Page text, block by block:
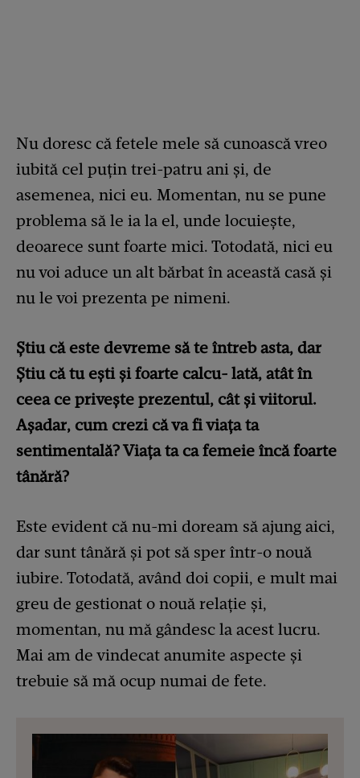
Nu doresc că fetele mele să cunoască vreo
iubită cel puțin trei-patru ani și, de
asemenea, nici eu. Momentan, nu se pune
problema să le ia la el, unde locuiește,
deoarece sunt foarte mici. Totodată, nici eu
nu voi aduce un alt bărbat în această casă și
nu le voi prezenta pe nimeni.
Știu că este devreme să te întreb asta, dar
Știu că tu ești și foarte calcu- lată, atât în
ceea ce privește prezentul, cât și viitorul.
Așadar, cum crezi că va fi viața ta
sentimentală? Viața ta ca femeie încă foarte
tânără?
Este evident că nu-mi doream să ajung aici,
dar sunt tânără și pot să sper într-o nouă
iubire. Totodată, având doi copii, e mult mai
greu de gestionat o nouă relație și,
momentan, nu mă gândesc la acest lucru.
Mai am de vindecat anumite aspecte și
trebuie să mă ocup numai de fete.